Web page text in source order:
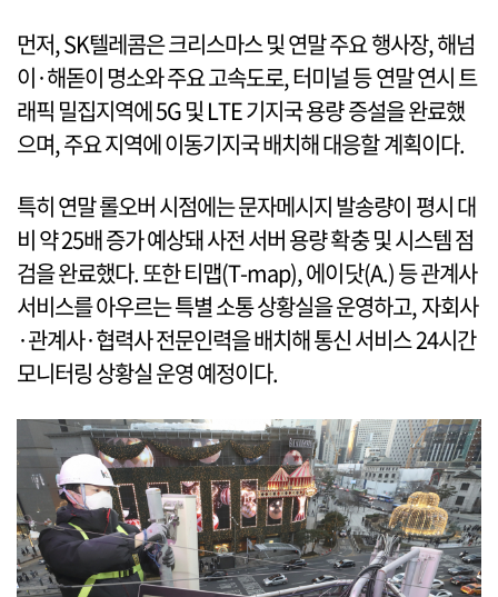
먼저, SK텔레콤은 크리스마스 및 연말 주요 행사장, 해넘
이·해돋이 명소와 주요 고속도로, 터미널 등 연말 연시 트
래픽 밀집지역에 5G 및 LTE 기지국 용량 증설을 완료했
으며, 주요 지역에 이동기지국 배치해 대응할 계획이다.
특히 연말 롤오버 시점에는 문자메시지 발송량이 평시 대
비 약 25배 증가 예상돼 사전 서버 용량 확충 및 시스템 점
검을 완료했다. 또한 티맵(T-map), 에이닷(A.) 등 관계사
서비스를 아우르는 특별 소통 상황실을 운영하고, 자회사
·관계사·협력사 전문인력을 배치해 통신 서비스 24시간
모니터링 상황실 운영 예정이다.